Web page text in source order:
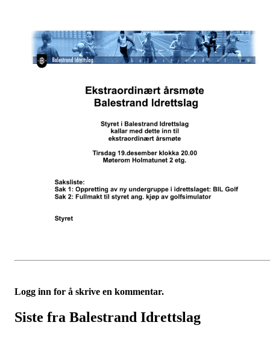
Logg inn for å skrive en kommentar.
Siste fra Balestrand Idrettslag